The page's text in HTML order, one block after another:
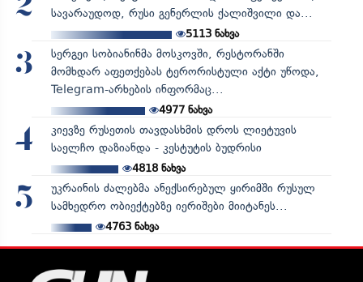
2
სავარაუდოდ, რუსი გენერლის ქალიშვილი და...
5113ნახვა
3
სერგეი სობიანინმა მოსკოვში, რესტორანში
მომხდარ აფეთქებას ტერორისტული აქტი უწოდა,
Telegram-არხების ინფორმაც...
4977ნახვა
4
კიევზე რუსეთის თავდასხმის დროს ლიეტუვის
საელჩო დაზიანდა - კესტუტის ბუდრისი
4818ნახვა
5
უკრაინის ძალებმა ანექსირებულ ყირიმში რუსულ
სამხედრო ობიექტებზე იერიშები მიიტანეს...
4763ნახვა